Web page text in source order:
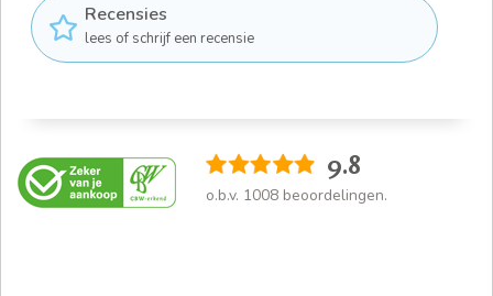
Recensies
lees of schrijf een recensie
9.8
o.b.v. 1008 beoordelingen.